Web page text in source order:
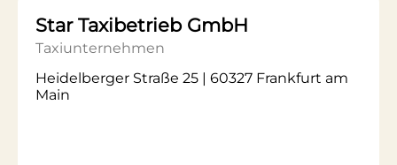
Star Taxibetrieb GmbH
Taxiunternehmen
Heidelberger Straße 25 | 60327 Frankfurt am
Main